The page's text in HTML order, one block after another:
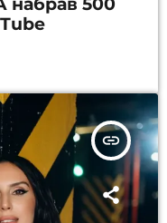
insert_link